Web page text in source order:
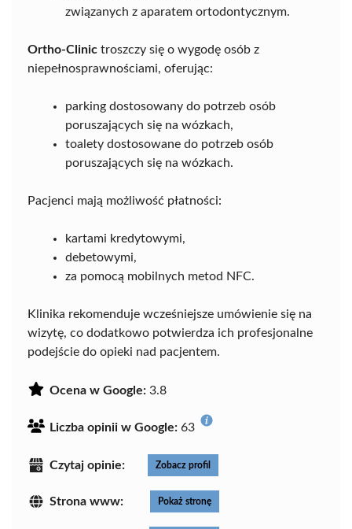
związanych z aparatem ortodontycznym.
Ortho-Clinic troszczy się o wygodę osób z
niepełnosprawnościami, oferując:
parking dostosowany do potrzeb osób
poruszających się na wózkach,
toalety dostosowane do potrzeb osób
poruszających się na wózkach.
Pacjenci mają możliwość płatności:
kartami kredytowymi,
debetowymi,
za pomocą mobilnych metod NFC.
Klinika rekomenduje wcześniejsze umówienie się na
wizytę, co dodatkowo potwierdza ich profesjonalne
podejście do opieki nad pacjentem.
Ocena w Google: 3.8
Liczba opinii w Google: 63
Czytaj opinie: Zobacz profil
Strona www: Pokaż stronę